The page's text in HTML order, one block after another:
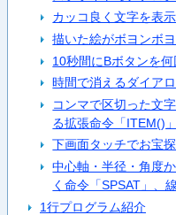
カッコ良く文字を表
描いた絵がボヨンボ
10秒間にBボタンを
時間で消えるダイア
コンマで区切った文
る拡張命令「ITEM()」
下画面タッチでお宝
中心軸・半径・角度
く命令「SPSAT」、
1行プログラム紹介